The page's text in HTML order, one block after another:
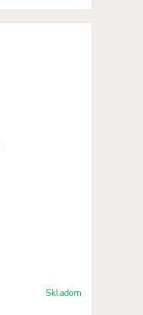
Skladom